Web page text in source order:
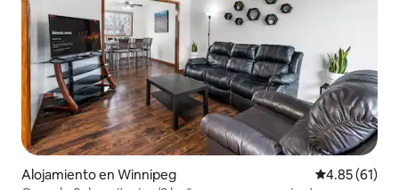
Alojamiento en Winnipeg Calificación
4.85 (61)